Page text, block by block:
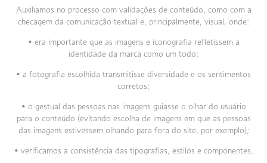
Auxiliamos no processo com validações de conteúdo, como com a
checagem da comunicação textual e, principalmente, visual, onde:
• era importante que as imagens e iconografia refletissem a
identidade da marca como um todo;
• a fotografia escolhida transmitisse diversidade e os sentimentos
corretos;
• o gestual das pessoas nas imagens guiasse o olhar do usuário
para o conteúdo (evitando escolha de imagens em que as pessoas
das imagens estivessem olhando para fora do site, por exemplo);
• verificamos a consistência das tipografias, estilos e componentes.